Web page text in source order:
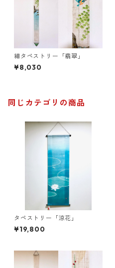
細タペストリー「翡翠」
¥8,030
同じカテゴリの商品
タペストリー「涼花」
¥19,800